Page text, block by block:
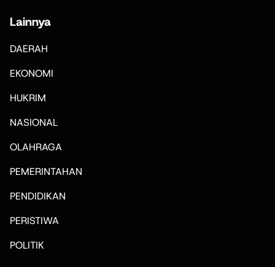
Lainnya
DAERAH
EKONOMI
HUKRIM
NASIONAL
OLAHRAGA
PEMERINTAHAN
PENDIDIKAN
PERISTIWA
POLITIK